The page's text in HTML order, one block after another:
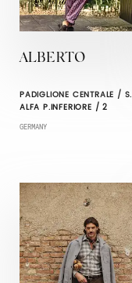
ALBERTO
PADIGLIONE CENTRALE / S.
ALFA P.INFERIORE / 2
GERMANY